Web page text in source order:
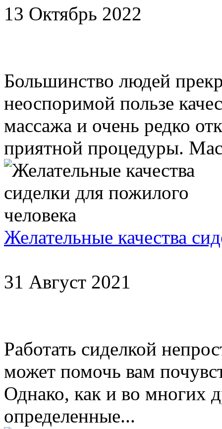
13 Октябрь 2022
Большинство людей
неоспоримой пользе
массажа и очень редко
приятной процедуры.
Желательные качества
31 Август 2021
Работать сиделкой
может помочь вам
Однако, как и во многих
определенные...